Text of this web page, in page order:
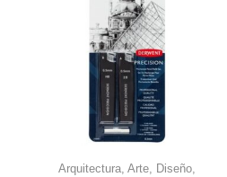
Arquitectura, Arte, Diseño,